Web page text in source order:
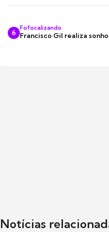
6
Fofocalizando
Francisco Gil realiza
Notícias